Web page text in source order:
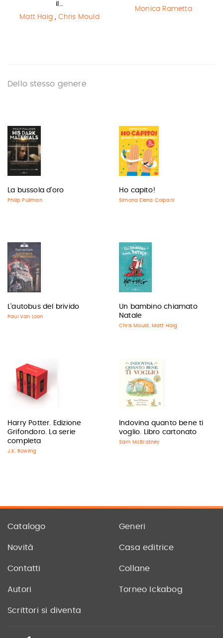
il…
Matt Haig , Chris Mould
Monica Rametta
Dello stesso genere
La bussola d'oro
Philip Pullman
Ho capito!
Simona Elena Colpani
L'autobus del brivido
Paul Van Loon
Un bambino chiamato
Natale
Chris Mould , Matt Haig
Harry Potter. Edizione
Grifondoro. La serie
completa
J.K. Rowling
Indovina quanto bene ti
voglio. Libro cartonato
Sam McBratney
Catalogo Generi
Novità Casa editrice
Contatti Collane
Autori Torneo Ickabog
Scrittori si diventa